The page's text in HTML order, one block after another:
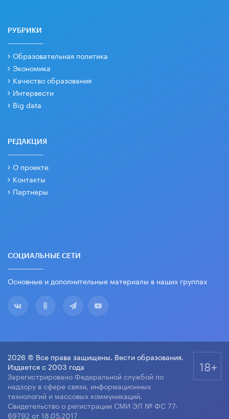
РУБРИКИ
Образовательная политика
Экономика
Качество образования
Интервести
Big data
РЕДАКЦИЯ
О проекте
Контакты
Партнеры
СОЦИАЛЬНЫЕ СЕТИ
Основные и дополнительные материалы в наших группах
2026 © Все права защищены. Вести образования.
Издается с 2003 года
Зарегистрировано Федеральной службой по
надзору в сфере связи, информационных
технологий и массовых коммуникаций.
Свидетельство о регистрации СМИ ЭЛ № ФС 77-
69792 от 18.05.2017
18+